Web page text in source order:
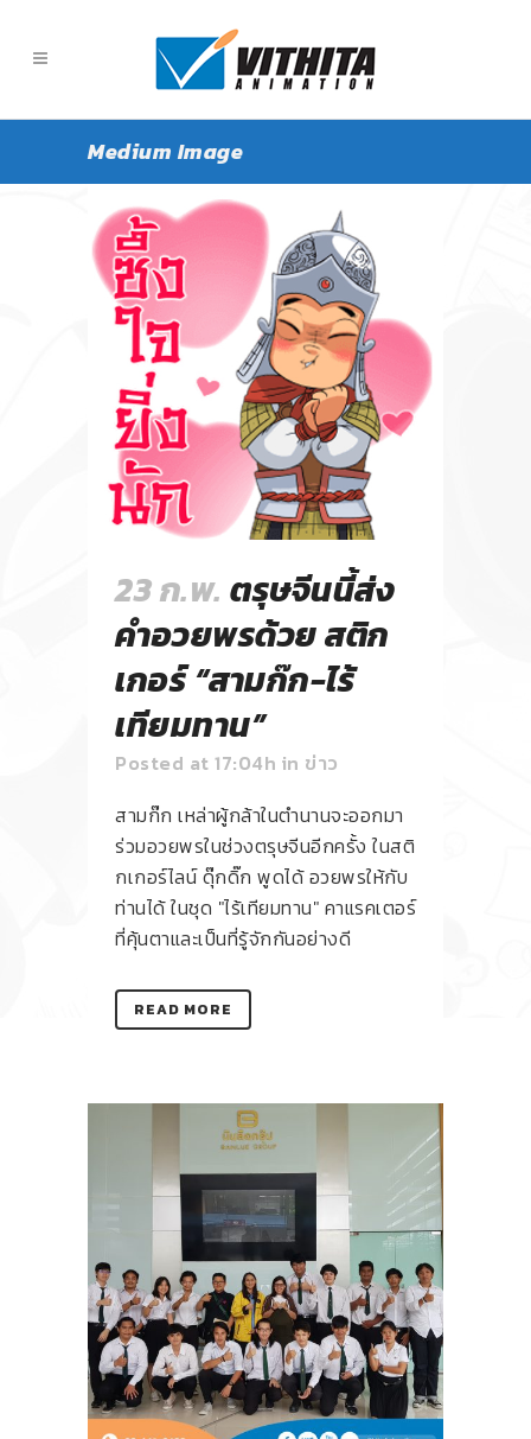
Medium Image
23 ก.พ. ตรุษจีนนี้ส่ง
คำอวยพรด้วย สติก
เกอร์ “สามก๊ก-ไร้
เทียมทาน”
Posted at 17:04h in ข่าว
สามก๊ก เหล่าผู้กล้าในตำนานจะออกมา
ร่วมอวยพรในช่วงตรุษจีนอีกครั้ง ในสติ
กเกอร์ไลน์ ดุ๊กดิ๊ก พูดได้ อวยพรให้กับ
ท่านได้ ในชุด "ไร้เทียมทาน" คาแรคเตอร์
ที่คุ้นตาและเป็นที่รู้จักกันอย่างดี
READ MORE